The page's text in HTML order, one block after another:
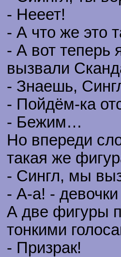
- Нееет!
- А что же это
- А вот теперь
вызвали
- Знаешь,
- Пойдём-ка
- Бежим…
Но впереди
такая же
- Сингл, мы
- А-а! -
А две фигуры
тонкими
- Призрак!